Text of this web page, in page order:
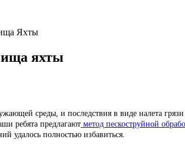
Яхты
яхты
среды, и последствия в виде налета
ребята предлагают метод пескоструйной
удалось полностью избавиться.